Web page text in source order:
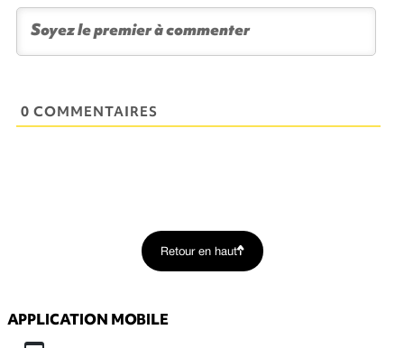
0 COMMENTAIRES
Retour en haut
APPLICATION MOBILE